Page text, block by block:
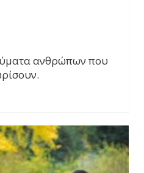
ανθρώπων που